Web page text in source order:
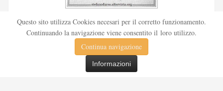
Pubblicata nel 1912 sul «Corriere della sera», la novella Tu
ridi fu successivamente inserita nella ...
Questo sito utilizza Cookies necesari per il corretto funzionamento.
Continuando la navigazione viene consentito il loro utilizzo.
Continua navigazione
Informazioni